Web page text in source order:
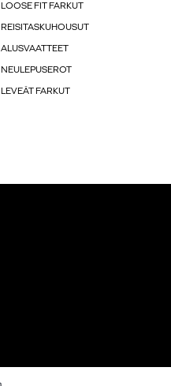
LOOSE FIT FARKUT
REISITASKUHOUSUT
ALUSVAATTEET
NEULEPUSEROT
LEVEÄT FARKUT